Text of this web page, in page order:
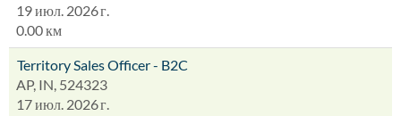
19 июл. 2026 г.
0.00 км
Territory Sales Officer - B2C
AP, IN, 524323
17 июл. 2026 г.